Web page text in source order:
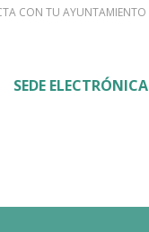
CON TU AYUNTAMIENTO
SEDE ELECTRÓNICA